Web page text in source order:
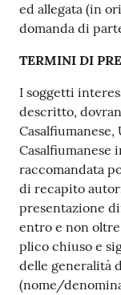
ed allegata (in
domanda di
TERMINI DI
I soggetti
descritto,
Casalfiumanese
raccomandata
di recapito
presentazione
entro e non
plico chiuso e
delle generalità
(nome/